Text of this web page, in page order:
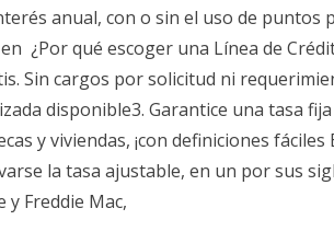
anual, con o sin el uso de puntos
¿Por qué escoger una Línea de
Sin cargos por solicitud ni
disponible3. Garantice una tasa
y viviendas, ¡con definiciones
la tasa ajustable, en un por sus
y Freddie Mac,